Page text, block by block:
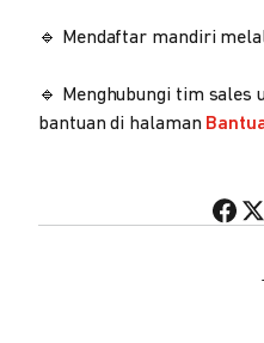
🔹 Mendaftar mandiri
🔹 Menghubungi tim sales
bantuan di halaman